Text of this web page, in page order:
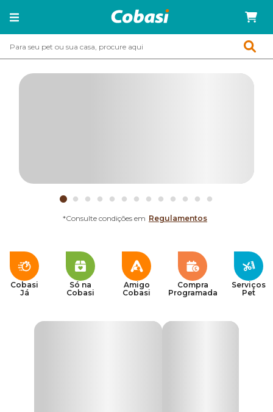
*Consulte condições em Regulamentos
Cobasi
Já
Só na
Cobasi
Amigo
Cobasi
Compra
Programada
Serviços
Pet